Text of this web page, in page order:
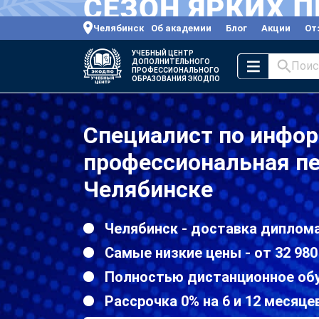
Челябинск Об академии Блог Акции
УЧЕБНЫЙ ЦЕНТР
ДОПОЛНИТЕЛЬНОГО
ПРОФЕССИОНАЛЬНОГО
ОБРАЗОВАНИЯ ЭКОДПО
Специалист по
профессиональная
Челябинске
Челябинск - доставка
Самые низкие цены - от 32 980
Полностью дистанционное
Рассрочка 0% на 6 и 12